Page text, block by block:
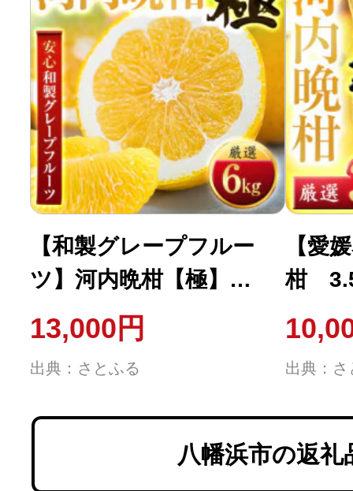
【和製グレープフルー
ツ】河内晩柑【極】
6kg 愛媛県産【C49-
61】
13,000円
出典：さとふる
【愛
柑
出典：さ
八幡浜市の返礼